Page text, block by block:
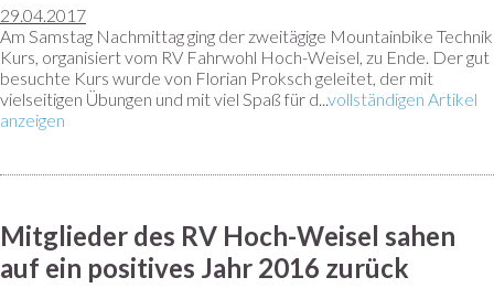
29.04.2017
Am Samstag Nachmittag ging der zweitägige Mountainbike Technik
Kurs, organisiert vom RV Fahrwohl Hoch-Weisel, zu Ende. Der gut
besuchte Kurs wurde von Florian Proksch geleitet, der mit
vielseitigen Übungen und mit viel Spaß für d...vollständigen Artikel
anzeigen
Mitglieder des RV Hoch-Weisel sahen
auf ein positives Jahr 2016 zurück